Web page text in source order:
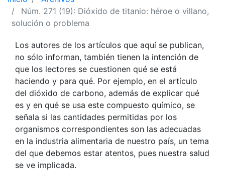
Núm. 271 (19): Dióxido de titanio: héroe o villano,
solución o problema
Los autores de los artículos que aquí se publican,
no sólo informan, también tienen la intención de
que los lectores se cuestionen qué se está
haciendo y para qué. Por ejemplo, en el artículo
del dióxido de carbono, además de explicar qué
es y en qué se usa este compuesto químico, se
señala si las cantidades permitidas por los
organismos correspondientes son las adecuadas
en la industria alimentaria de nuestro país, un tema
del que debemos estar atentos, pues nuestra salud
se ve implicada.